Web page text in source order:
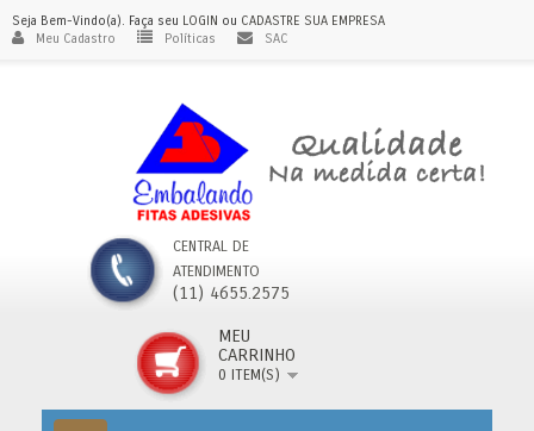
Seja Bem-Vindo(a). Faça seu LOGIN ou CADASTRE SUA EMPRESA
Meu Cadastro
Políticas SAC
CENTRAL DE
ATENDIMENTO
(11) 4655.2575
MEU
CARRINHO
0 ITEM(S)